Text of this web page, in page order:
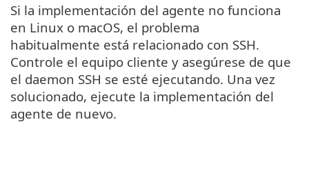
Si la implementación del agente no funciona
en Linux o macOS, el problema
habitualmente está relacionado con SSH.
Controle el equipo cliente y asegúrese de que
el daemon SSH se esté ejecutando. Una vez
solucionado, ejecute la implementación del
agente de nuevo.